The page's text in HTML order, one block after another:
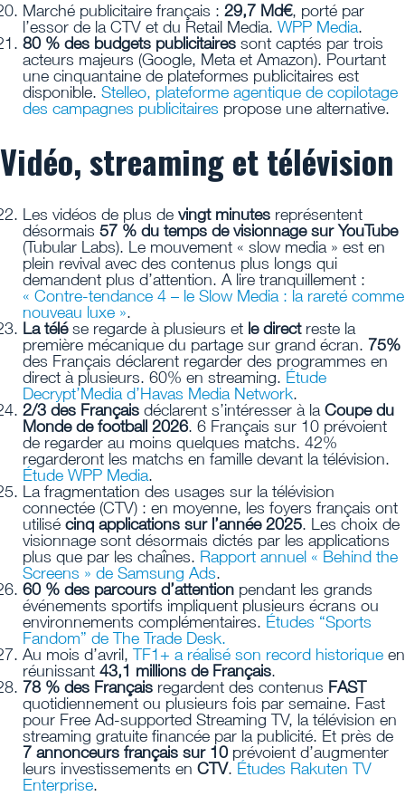
Marché publicitaire français : 29,7 Md€, porté par
l’essor de la CTV et du Retail Media. WPP Media.
80 % des budgets publicitaires sont captés par trois
acteurs majeurs (Google, Meta et Amazon). Pourtant
une cinquantaine de plateformes publicitaires est
disponible. Stelleo, plateforme agentique de copilotage
des campagnes publicitaires propose une alternative.
Vidéo, streaming et télévision
Les vidéos de plus de vingt minutes représentent
désormais 57 % du temps de visionnage sur YouTube
(Tubular Labs). Le mouvement « slow media » est en
plein revival avec des contenus plus longs qui
demandent plus d’attention. A lire tranquillement :
« Contre-tendance 4 – le Slow Media : la rareté comme
nouveau luxe ».
La télése regarde à plusieurs et le directreste la
première mécanique du partage sur grand écran. 75%
des Français déclarent regarder des programmes en
direct à plusieurs. 60% en streaming. Étude
Decrypt’Media d’Havas Media Network.
2/3 des Français déclarent s’intéresser à la Coupe du
Monde de football 2026. 6 Français sur 10 prévoient
de regarder au moins quelques matchs. 42%
regarderont les matchs en famille devant la télévision.
Étude WPP Media.
La fragmentation des usages sur la télévision
connectée (CTV) : en moyenne, les foyers français ont
utilisé cinq applications sur l’année 2025. Les choix de
visionnage sont désormais dictés par les applications
plus que par les chaînes. Rapport annuel « Behind the
Screens » de Samsung Ads.
60 % des parcours d’attention pendant les grands
événements sportifs impliquent plusieurs écrans ou
environnements complémentaires. Études “Sports
Fandom” de The Trade Desk.
Au mois d’avril,TF1+ a réalisé son record historique en
réunissant 43,1 millions de Français.
78 % des Français regardent des contenus FAST
quotidiennement ou plusieurs fois par semaine. Fast
pour Free Ad-supported Streaming TV, la télévision en
streaming gratuite financée par la publicité. Et près de
7 annonceurs français sur 10prévoient d’augmenter
leurs investissements en CTV. Études Rakuten TV
Enterprise.